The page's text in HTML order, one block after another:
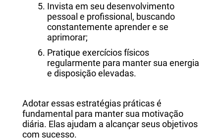
Invista em seu desenvolvimento
pessoal e profissional, buscando
constantemente aprender e se
aprimorar;
Pratique exercícios físicos
regularmente para manter sua energia
e disposição elevadas.
Adotar essas estratégias práticas é
fundamental para manter sua motivação
diária. Elas ajudam a alcançar seus objetivos
com sucesso.